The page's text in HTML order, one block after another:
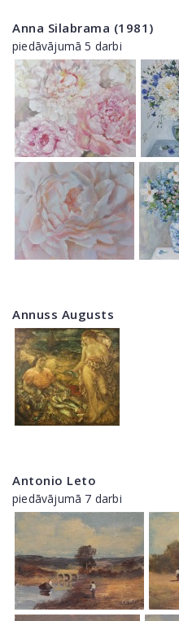
Anna Silabrama (1981)
piedāvājumā 5 darbi
Annuss Augusts
Antonio Leto
piedāvājumā 7 darbi